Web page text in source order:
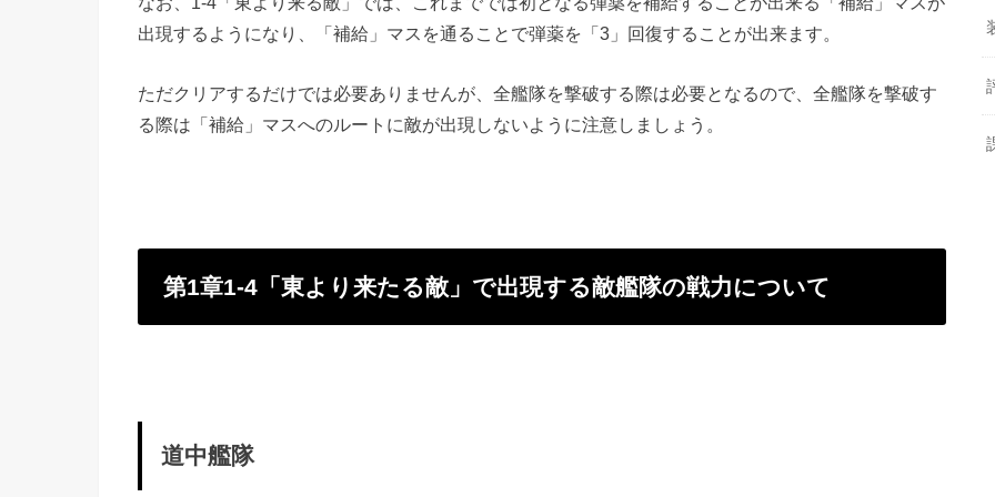
出現するようになり、「補給」マスを通ることで弾薬を「3」回復することが出来ます。
ただクリアするだけでは必要ありませんが、全艦隊を撃破する際は必要となるので、全艦隊を撃破す
る際は「補給」マスへのルートに敵が出現しないように注意しましょう。
第1章1-4「東より来たる敵」で出現する敵艦隊の戦力について
道中艦隊